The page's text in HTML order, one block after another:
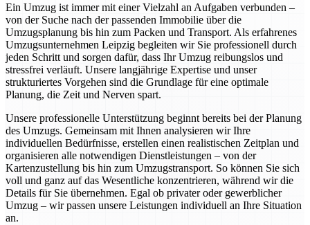
Ein Umzug ist immer mit einer Vielzahl an Aufgaben verbunden –
von der Suche nach der passenden Immobilie über die
Umzugsplanung bis hin zum Packen und Transport. Als erfahrenes
Umzugsunternehmen Leipzig begleiten wir Sie professionell durch
jeden Schritt und sorgen dafür, dass Ihr Umzug reibungslos und
stressfrei verläuft. Unsere langjährige Expertise und unser
strukturiertes Vorgehen sind die Grundlage für eine optimale
Planung, die Zeit und Nerven spart.
Unsere professionelle Unterstützung beginnt bereits bei der Planung
des Umzugs. Gemeinsam mit Ihnen analysieren wir Ihre
individuellen Bedürfnisse, erstellen einen realistischen Zeitplan und
organisieren alle notwendigen Dienstleistungen – von der
Kartenzustellung bis hin zum Umzugstransport. So können Sie sich
voll und ganz auf das Wesentliche konzentrieren, während wir die
Details für Sie übernehmen. Egal ob privater oder gewerblicher
Umzug – wir passen unsere Leistungen individuell an Ihre Situation
an.